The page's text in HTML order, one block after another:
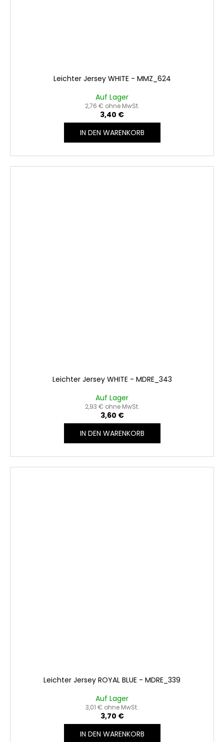
Leichter Jersey WHITE - MMZ_624
Auf Lager
2,76 € ohne MwSt.
3,40 €
IN DEN WARENKORB
Leichter Jersey WHITE - MDRE_343
Auf Lager
2,93 € ohne MwSt.
3,60 €
IN DEN WARENKORB
Leichter Jersey ROYAL BLUE - MDRE_339
Auf Lager
3,01 € ohne MwSt.
3,70 €
IN DEN WARENKORB